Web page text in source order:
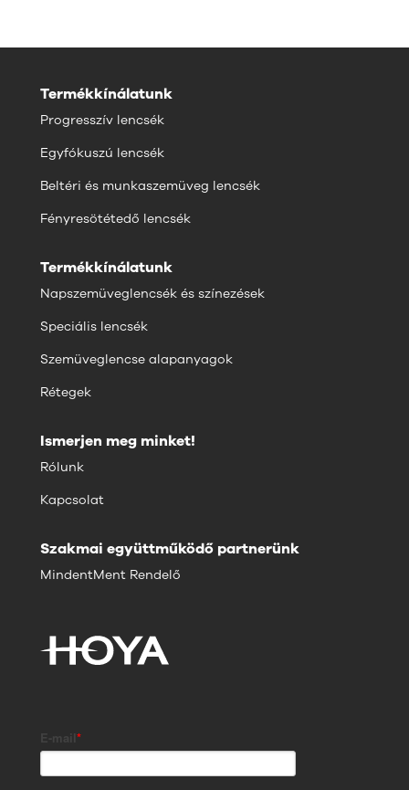
Termékkínálatunk
Progresszív lencsék
Egyfókuszú lencsék
Beltéri és munkaszemüveg lencsék
Fényresötétedő lencsék
Termékkínálatunk
Napszemüveglencsék és színezések
Speciális lencsék
Szemüveglencse alapanyagok
Rétegek
Ismerjen meg minket!
Rólunk
Kapcsolat
Szakmai együttműködő partnerünk
MindentMent Rendelő